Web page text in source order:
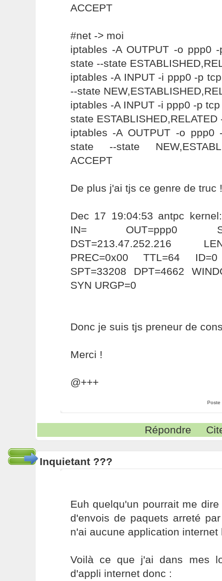
ACCEPT
#net -> moi
iptables -A OUTPUT -o ppp0
state --state
iptables -A INPUT -i ppp0 -p
--state
iptables -A INPUT -i ppp0 -p
state ESTABLISHED,RELATED
iptables -A OUTPUT -o ppp0
state --state
ACCEPT
De plus j'ai tjs ce genre de truc !
Dec 17 19:04:53 antpc
IN= OUT=ppp0
DST=213.47.252.216
PREC=0x00 TTL=64
SPT=33208 DPT=4662
SYN URGP=0
Donc je suis tjs preneur de
Merci !
@+++
Poste
Répondre
Inquietant ???
Euh quelqu'un pourrait me
d'envois de paquets arreté
n'ai aucune application internet
Voilà ce que j'ai dans mes
d'appli internet donc :